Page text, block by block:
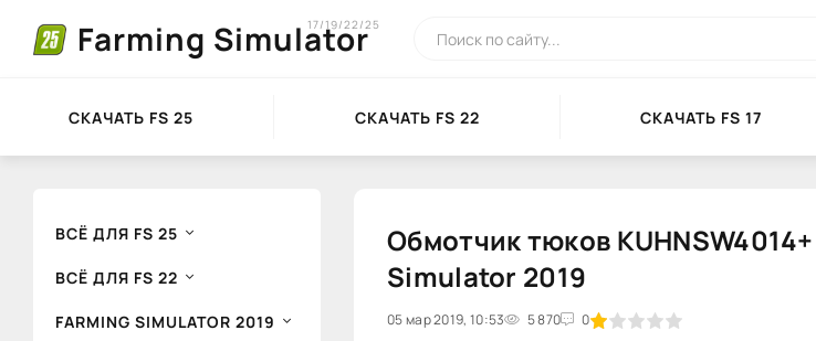
Farming Simulator
17/19/22/25
СКАЧАТЬ FS 25 СКАЧАТЬ FS 22 СКАЧАТЬ FS 17
ВСЁ ДЛЯ FS 25
ВСЁ ДЛЯ FS 22
FARMING SIMULATOR 2019
Обмотчик тюков
Simulator 2019
05 мар 2019, 10:53 5 870 0
1 2 3 4 5